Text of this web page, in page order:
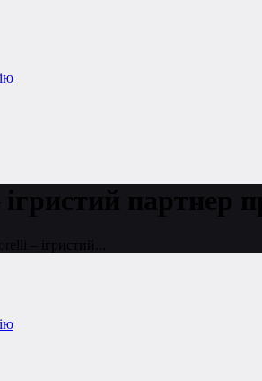
партнер
– ігристий...